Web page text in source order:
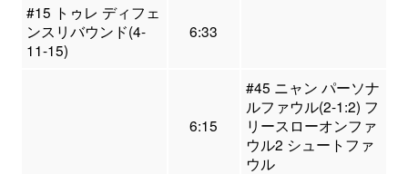
#15 トゥレ ディフェ
ンスリバウンド(4-
11-15)
6:33
6:15
#45 ニャン パーソナ
ルファウル(2-1:2) フ
リースローオンファ
ウル2 シュートファ
ウル